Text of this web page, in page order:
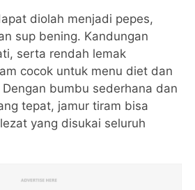
diolah menjadi pepes,
sup bening. Kandungan
serta rendah lemak
cocok untuk menu diet dan
bumbu sederhana dan
tepat, jamur tiram bisa
yang disukai seluruh